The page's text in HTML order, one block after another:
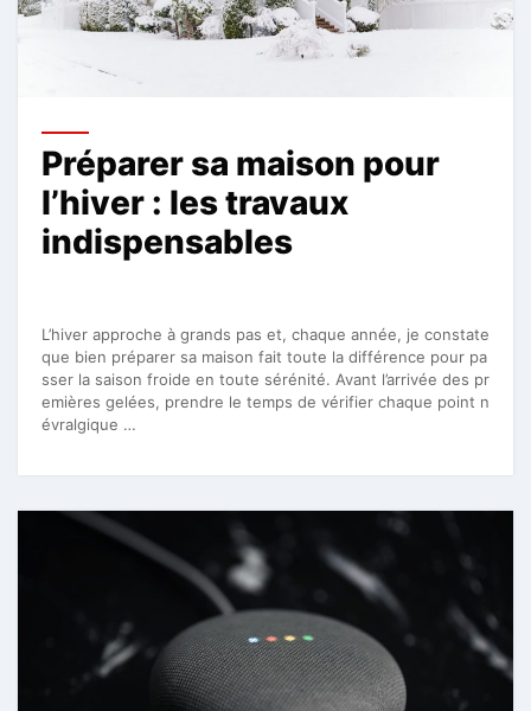
Préparer sa maison pour
l’hiver : les travaux
indispensables
L’hiver approche à grands pas et, chaque année, je constate
que bien préparer sa maison fait toute la différence pour pa
sser la saison froide en toute sérénité. Avant l’arrivée des pr
emières gelées, prendre le temps de vérifier chaque point n
évralgique …